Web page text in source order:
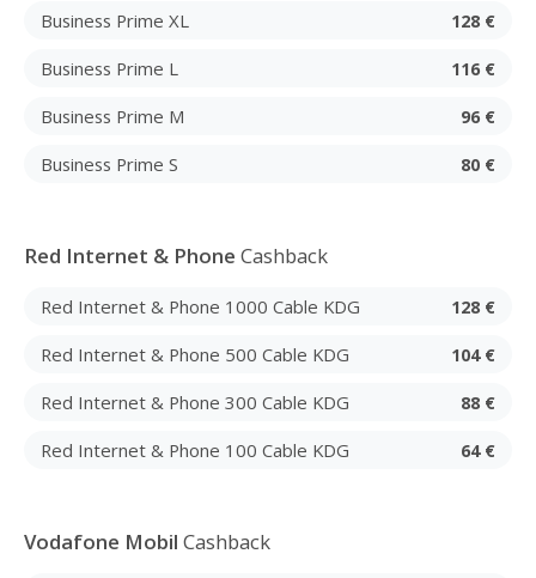
Business Prime XL 128 €
Business Prime L 116 €
Business Prime M 96 €
Business Prime S 80 €
Red Internet & Phone Cashback
Red Internet & Phone 1000 Cable KDG 128 €
Red Internet & Phone 500 Cable KDG 104 €
Red Internet & Phone 300 Cable KDG 88 €
Red Internet & Phone 100 Cable KDG 64 €
Vodafone Mobil Cashback